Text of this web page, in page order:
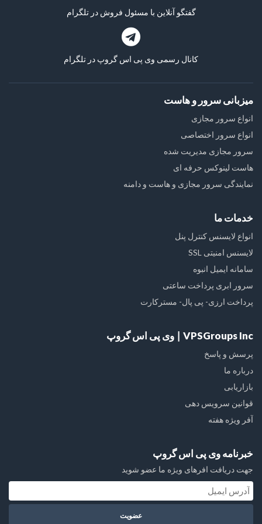
گفتگو آنلاین با مسئول فروش در تلگرام
کانال رسمی وی پی اس گروپ در تلگرام
میزبانی سرور و هاست
انواع سرور مجازی
انواع سرور اختصاصی
سرور مجازی مدیریت شده
هاست لینوکس حرفه ای
نمایندگی سرور مجازی و هاست و دامنه
خدمات ما
انواع لایسنس کنترل پنل
لایسنس امنیتی SSL
سامانه ایمیل انبوه
سرور ابری پرداخت ساعتی
پرداخت ارزی- پی پال- مسترکارت
VPSGroups Inc ∣ وی پی اس گروپ
پرسش و پاسخ
درباره ما
بازاریابی
قوانین سرویس دهی
آفر ویژه هفته
خبرنامه وی پی اس گروپ
جهت دریافت افرهای ویژه ما عضو شوید